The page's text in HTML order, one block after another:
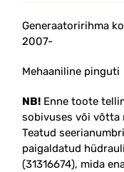
Generaatoririhma
2007-
Mehaaniline pinguti
NB! Enne toote
sobivuses või võtta
Teatud
paigaldatud
(31316674), mida